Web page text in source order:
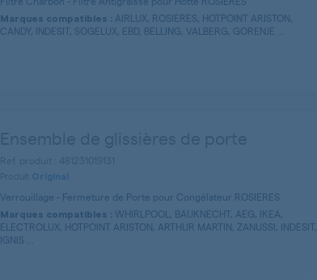
Marques compatibles : AIRLUX, ROSIERES, HOTPOINT ARISTON,
CANDY, INDESIT, SOGELUX, EBD, BELLING, VALBERG, GORENJE ...
Original
Verrouillage - Fermeture de Porte pour Congélateur ROSIERES
Marques compatibles : WHIRLPOOL, BAUKNECHT, AEG, IKEA,
ELECTROLUX, HOTPOINT ARISTON, ARTHUR MARTIN, ZANUSSI, INDESIT,
IGNIS ...